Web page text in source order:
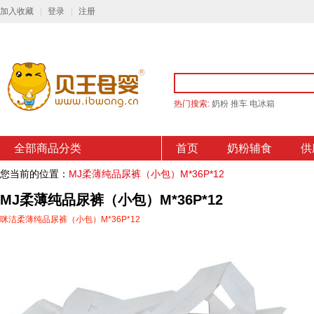
加入收藏 登录 注册
热门搜索: 奶粉 推车 电冰箱
全部商品分类 首页 奶粉辅食 供
您当前的位置： MJ柔薄纯品尿裤（小包）M*36P*12
MJ柔薄纯品尿裤（小包）M*36P*12
咪洁柔薄纯品尿裤（小包）M*36P*12